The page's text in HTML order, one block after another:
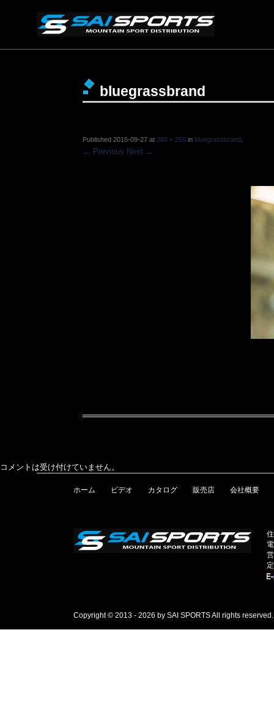
bluegrassbrand
Published 2015-09-27 at 380 × 250 in bluegrassbrand
← Previous Next →
コメントは受け付けていません。
ホーム ビデオ カタログ 販売店 会社概要
Copyright © 2013 - 2026 by SAI SPORTS All rights reserved.